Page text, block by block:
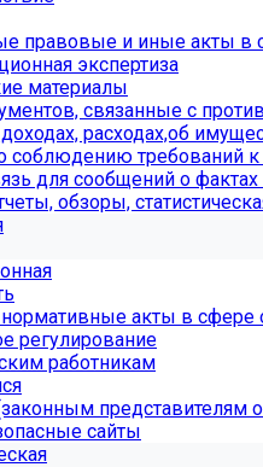
правовые и иные акты в
экспертиза
материалы
связанные с
расходах,об
соблюдению требований
для сообщений о
обзоры,
акты в сфере
регулирование
работникам
представителям
сайты